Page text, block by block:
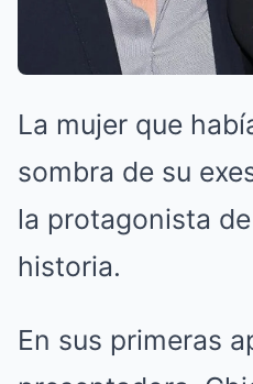
La mujer que
sombra de su
la protagonista
historia.
En sus primeras